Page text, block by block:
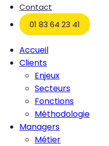
Contact
01 83 64 23 41
Accueil
Clients
Enjeux
Secteurs
Fonctions
Méthodologie
Managers
Métier